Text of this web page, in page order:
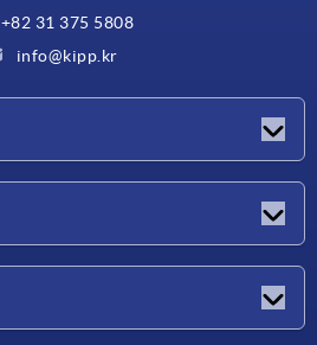
+82 31 375 5808
info@kipp.kr